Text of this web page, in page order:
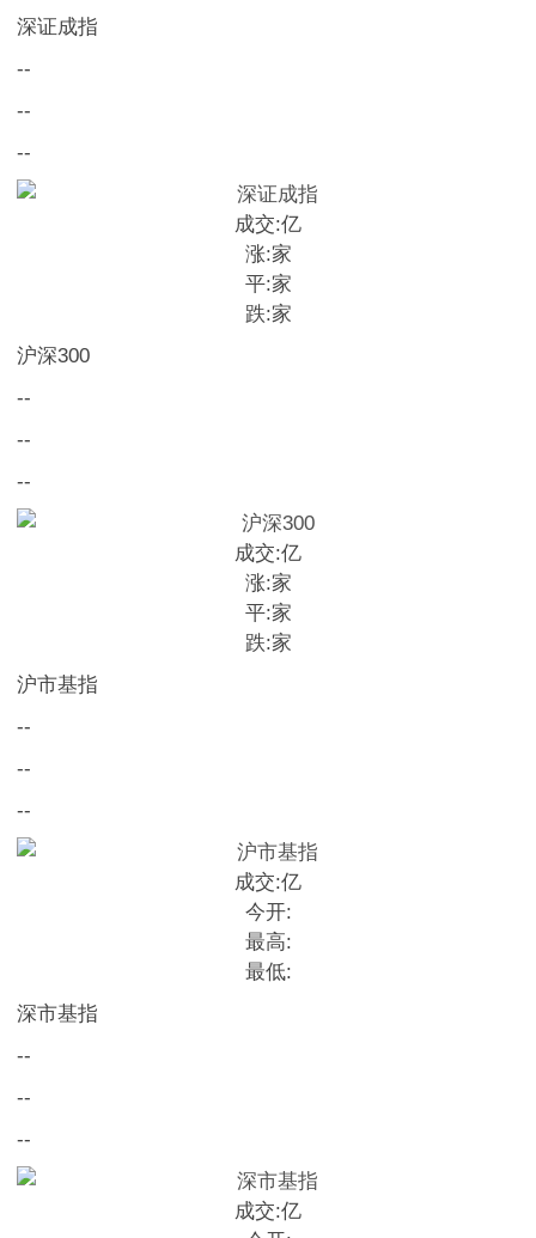
深证成指
--
--
--
成交:亿
涨:家
平:家
跌:家
沪深300
--
--
--
成交:亿
涨:家
平:家
跌:家
沪市基指
--
--
--
成交:亿
今开:
最高:
最低:
深市基指
--
--
--
成交:亿